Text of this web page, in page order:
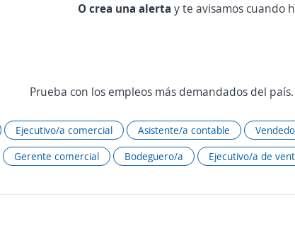
O crea una alertay te avisamos cuando
Prueba con los empleos más demandados del país.
Ejecutivo/a comercial Asistente/a contable
Gerente comercial Bodeguero/a Ejecutivo/a de